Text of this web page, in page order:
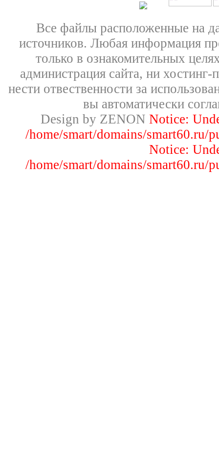
Все файлы расположенные на
источников. Любая информация
только в ознакомительных
администрация сайта, ни
нести отвественности за
вы автоматически
Design by ZENON Notice:
/home/smart/domains/smart60.ru/
Notice:
/home/smart/domains/smart60.ru/